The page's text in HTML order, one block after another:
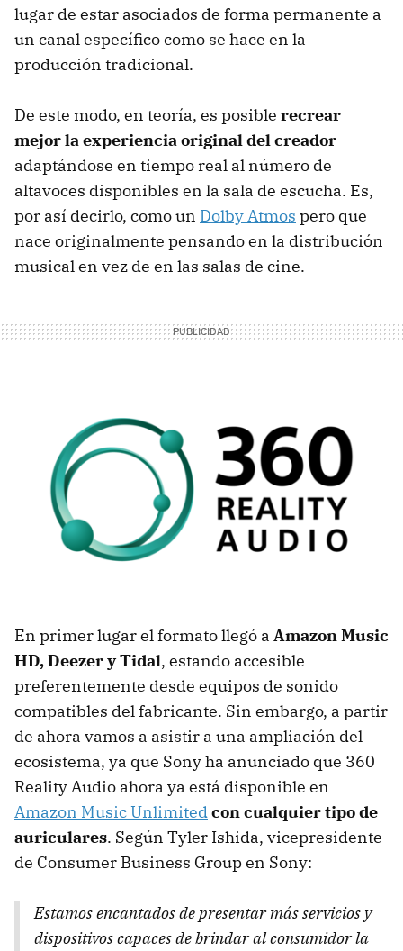
lugar de estar asociados de forma permanente a
un canal específico como se hace en la
producción tradicional.
De este modo, en teoría, es posible recrear
mejor la experiencia original del creador
adaptándose en tiempo real al número de
altavoces disponibles en la sala de escucha. Es,
por así decirlo, como un Dolby Atmos pero que
nace originalmente pensando en la distribución
musical en vez de en las salas de cine.
En primer lugar el formato llegó a Amazon Music
HD, Deezer y Tidal, estando accesible
preferentemente desde equipos de sonido
compatibles del fabricante. Sin embargo, a partir
de ahora vamos a asistir a una ampliación del
ecosistema, ya que Sony ha anunciado que 360
Reality Audio ahora ya está disponible en
Amazon Music Unlimited con cualquier tipo de
auriculares. Según Tyler Ishida, vicepresidente
de Consumer Business Group en Sony:
Estamos encantados de presentar más servicios y
dispositivos capaces de brindar al consumidor la